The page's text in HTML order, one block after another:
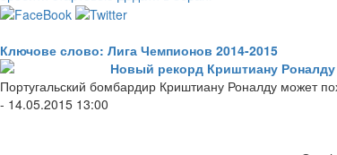
Ключове слово: Лига Чемпионов 2014-2015
Новый рекорд Криштиану
Португальский бомбардир Криштиану Роналду может
- 14.05.2015 13:00